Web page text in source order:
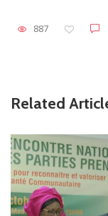
887
Related